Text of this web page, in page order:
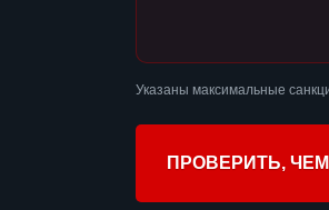
Указаны максимальные
ПРОВЕРИТЬ,